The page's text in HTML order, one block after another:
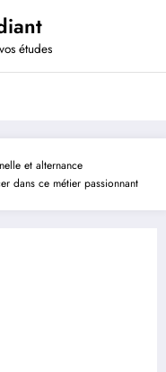
études
et alternance
dans ce métier passionnant